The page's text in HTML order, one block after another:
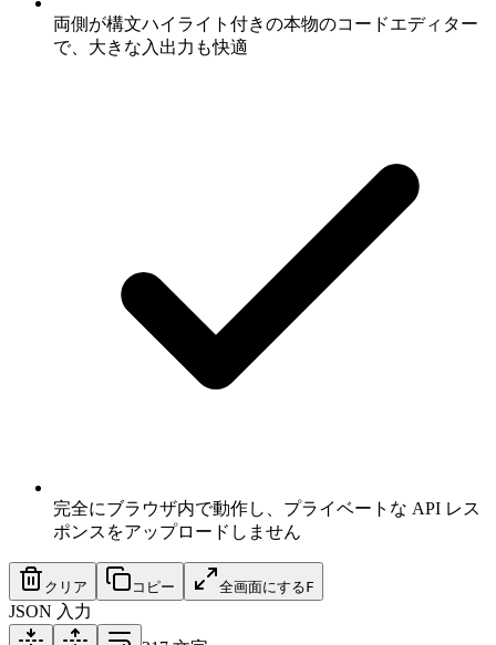
両側が構文ハイライト付きの本物のコードエディター
で、大きな入出力も快適
完全にブラウザ内で動作し、プライベートな API レス
ポンスをアップロードしません
クリア コピー 全画面にするF
JSON 入力